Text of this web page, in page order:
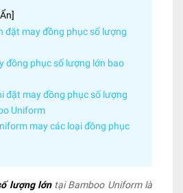
Ẩn]
đặt may đồng phục số lượng
đồng phục số lượng lớn bao
đặt may đồng phục số lượng
Uniform
may các loại đồng phục
lượng lớntại Bamboo Uniform là